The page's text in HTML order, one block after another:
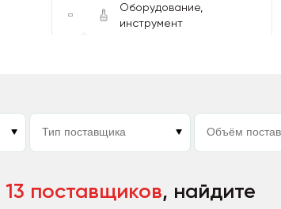
Оборудование,
инструмент
13 поставщиков, найдите